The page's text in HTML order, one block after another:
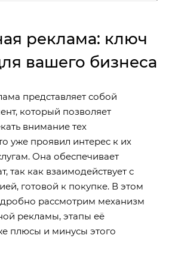
реклама: ключ
вашего бизнеса
представляет собой
который позволяет
внимание тех
уже проявил интерес к их
Она обеспечивает
так как взаимодействует с
готовой к покупке. В этом
рассмотрим механизм
рекламы, этапы её
плюсы и минусы этого